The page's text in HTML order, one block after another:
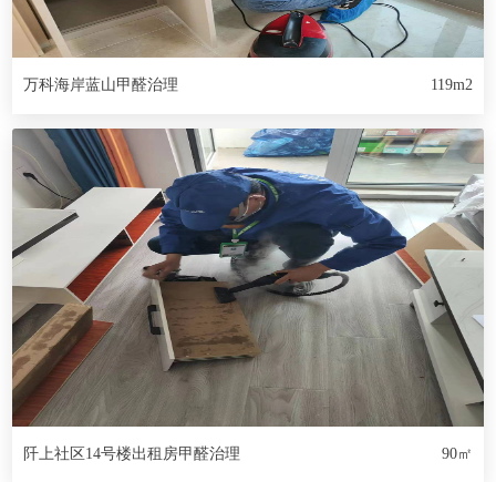
万科海岸蓝山甲醛治理 119m2
阡上社区14号楼出租房甲醛治理 90㎡